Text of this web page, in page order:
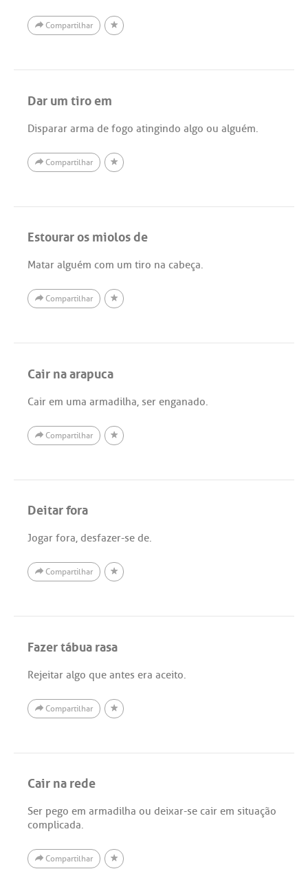
Compartilhar
Dar um tiro em
Disparar arma de fogo atingindo algo ou alguém.
Compartilhar
Estourar os miolos de
Matar alguém com um tiro na cabeça.
Compartilhar
Cair na arapuca
Cair em uma armadilha, ser enganado.
Compartilhar
Deitar fora
Jogar fora, desfazer-se de.
Compartilhar
Fazer tábua rasa
Rejeitar algo que antes era aceito.
Compartilhar
Cair na rede
Ser pego em armadilha ou deixar-se cair em situação
complicada.
Compartilhar